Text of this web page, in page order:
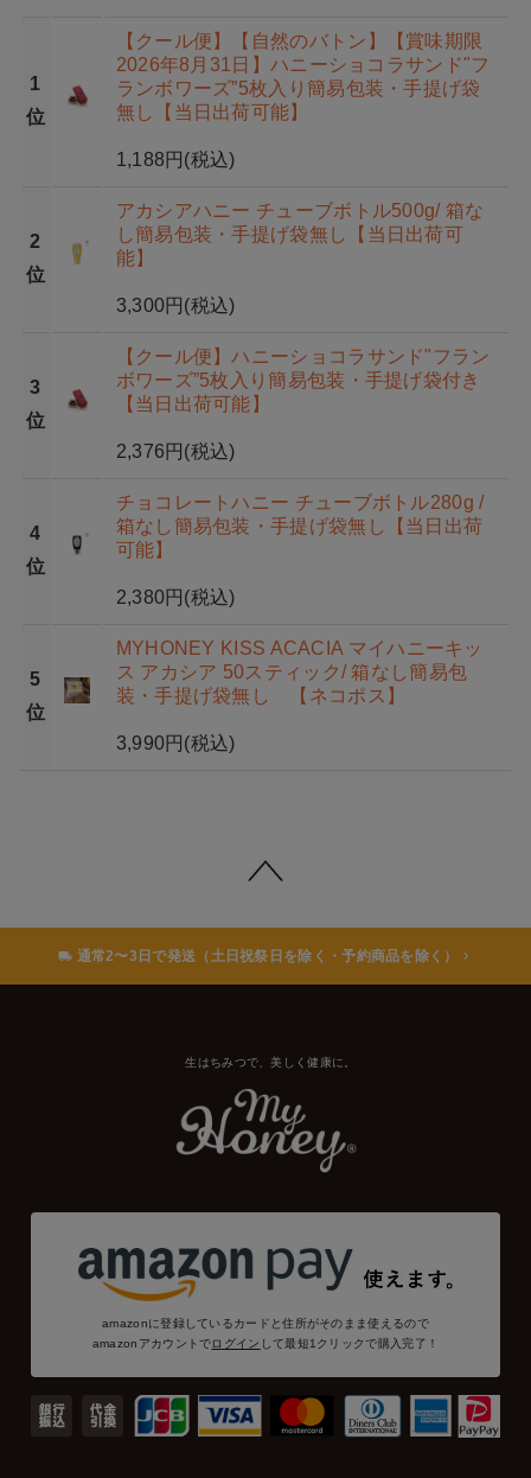
1
位
【クール便】【自然のバトン】【賞味期限
2026年8月31日】ハニーショコラサンド"フ
ランボワーズ”5枚入り簡易包装・手提げ袋
無し【当日出荷可能】
1,188円 (税込)
2
位
アカシアハニー チューブボトル500g/ 箱な
し簡易包装・手提げ袋無し【当日出荷可
能】
3,300円 (税込)
3
位
【クール便】ハニーショコラサンド"フラン
ボワーズ”5枚入り簡易包装・手提げ袋付き
【当日出荷可能】
2,376円 (税込)
4
位
チョコレートハニー チューブボトル280g /
箱なし簡易包装・手提げ袋無し【当日出荷
可能】
2,380円 (税込)
5
位
MYHONEY KISS ACACIA マイハニーキッ
ス アカシア 50スティック/ 箱なし簡易包
装・手提げ袋無し 【ネコポス】
3,990円 (税込)
通常2〜3日で発送（土日祝祭日を除く・予約商品を除く）
生はちみつで、美しく健康に。
amazonに登録しているカードと住所がそのまま使えるので
amazonアカウントでログイン して最短1クリックで購入完了！